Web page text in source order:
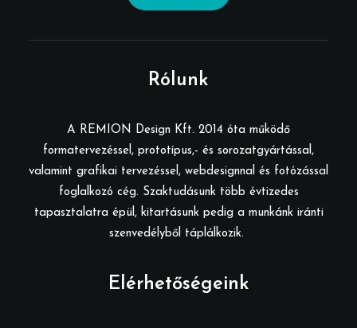
Rólunk
A REMION Design Kft. 2014 óta működő
formatervezéssel, prototípus,- és sorozatgyártással,
valamint grafikai tervezéssel, webdesignnal és fotózással
foglalkozó cég. Szaktudásunk több évtizedes
tapasztalatra épül, kitartásunk pedig a munkánk iránti
szenvedélyből táplálkozik.
Elérhetőségeink